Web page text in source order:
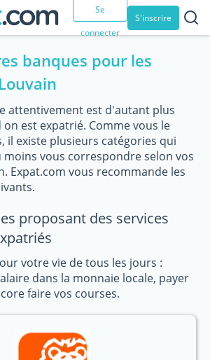
Se
connecter
S'inscrire
banques pour les
attentivement est d'autant plus
est expatrié. Comme vous le
il existe plusieurs catégories qui
vous correspondre selon vos
Expat.com vous recommande les
proposant des services
votre vie de tous les jours :
dans la monnaie locale, payer
faire vos courses.